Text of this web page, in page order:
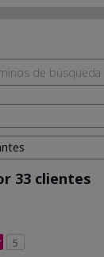
33 clientes
5